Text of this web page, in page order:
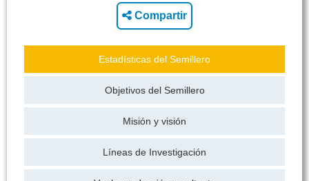
Compartir
Estadísticas del Semillero
Objetivos del Semillero
Misión y visión
Líneas de Investigación